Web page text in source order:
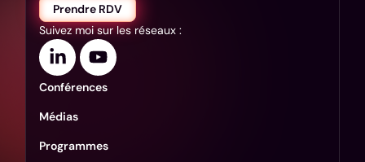
Prendre RDV
Suivez moi sur les réseaux :
Conférences
Médias
Programmes